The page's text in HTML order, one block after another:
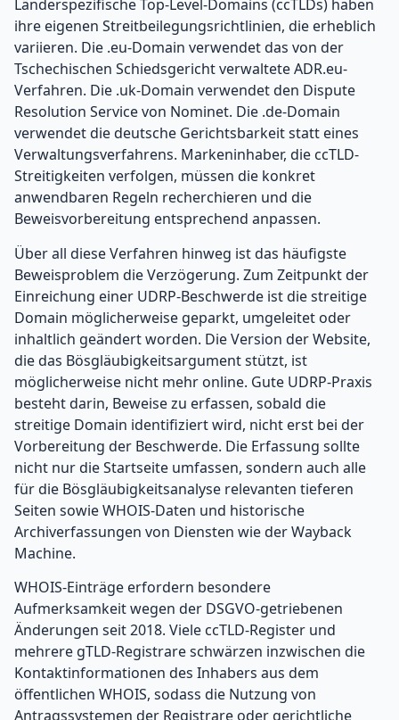
Länderspezifische Top-Level-Domains (ccTLDs) haben
ihre eigenen Streitbeilegungsrichtlinien, die erheblich
variieren. Die .eu-Domain verwendet das von der
Tschechischen Schiedsgericht verwaltete ADR.eu-
Verfahren. Die .uk-Domain verwendet den Dispute
Resolution Service von Nominet. Die .de-Domain
verwendet die deutsche Gerichtsbarkeit statt eines
Verwaltungsverfahrens. Markeninhaber, die ccTLD-
Streitigkeiten verfolgen, müssen die konkret
anwendbaren Regeln recherchieren und die
Beweisvorbereitung entsprechend anpassen.
Über all diese Verfahren hinweg ist das häufigste
Beweisproblem die Verzögerung. Zum Zeitpunkt der
Einreichung einer UDRP-Beschwerde ist die streitige
Domain möglicherweise geparkt, umgeleitet oder
inhaltlich geändert worden. Die Version der Website,
die das Bösgläubigkeitsargument stützt, ist
möglicherweise nicht mehr online. Gute UDRP-Praxis
besteht darin, Beweise zu erfassen, sobald die
streitige Domain identifiziert wird, nicht erst bei der
Vorbereitung der Beschwerde. Die Erfassung sollte
nicht nur die Startseite umfassen, sondern auch alle
für die Bösgläubigkeitsanalyse relevanten tieferen
Seiten sowie WHOIS-Daten und historische
Archiverfassungen von Diensten wie der Wayback
Machine.
WHOIS-Einträge erfordern besondere
Aufmerksamkeit wegen der DSGVO-getriebenen
Änderungen seit 2018. Viele ccTLD-Register und
mehrere gTLD-Registrare schwärzen inzwischen die
Kontaktinformationen des Inhabers aus dem
öffentlichen WHOIS, sodass die Nutzung von
Antragssystemen der Registrare oder gerichtliche